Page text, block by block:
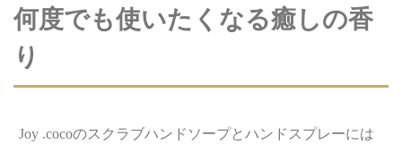
何度でも使いたくなる癒しの香
り
Joy .cocoのスクラブハンドソープとハンドスプレーには